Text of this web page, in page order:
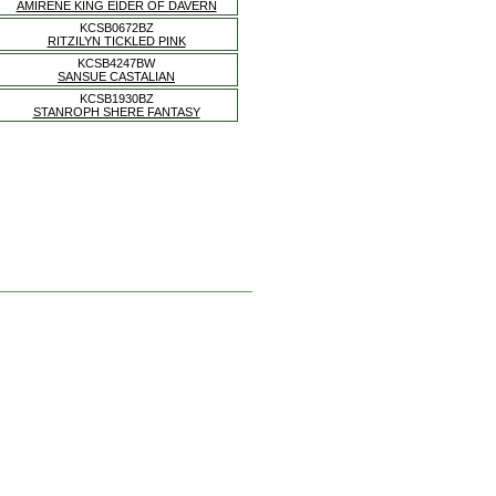
AMIRENE KING EIDER OF DAVERN
KCSB0672BZ
RITZILYN TICKLED PINK
KCSB4247BW
SANSUE CASTALIAN
KCSB1930BZ
STANROPH SHERE FANTASY